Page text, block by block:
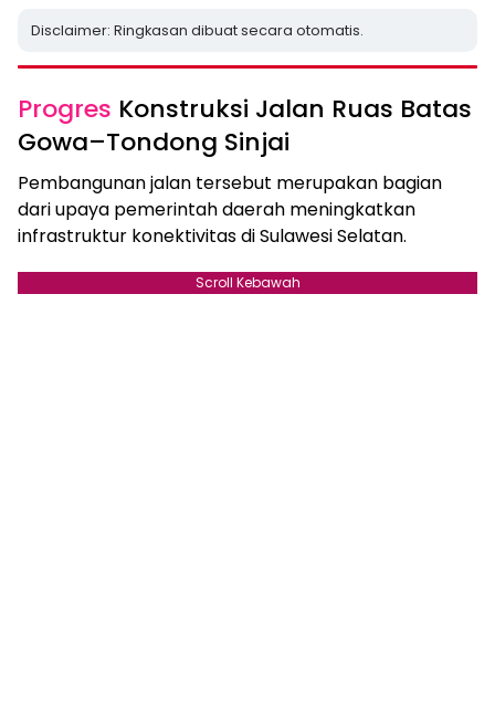
Disclaimer: Ringkasan dibuat secara otomatis.
Progres Konstruksi Jalan Ruas Batas
Gowa–Tondong Sinjai
Pembangunan jalan tersebut merupakan bagian
dari upaya pemerintah daerah meningkatkan
infrastruktur konektivitas di Sulawesi Selatan.
Scroll Kebawah